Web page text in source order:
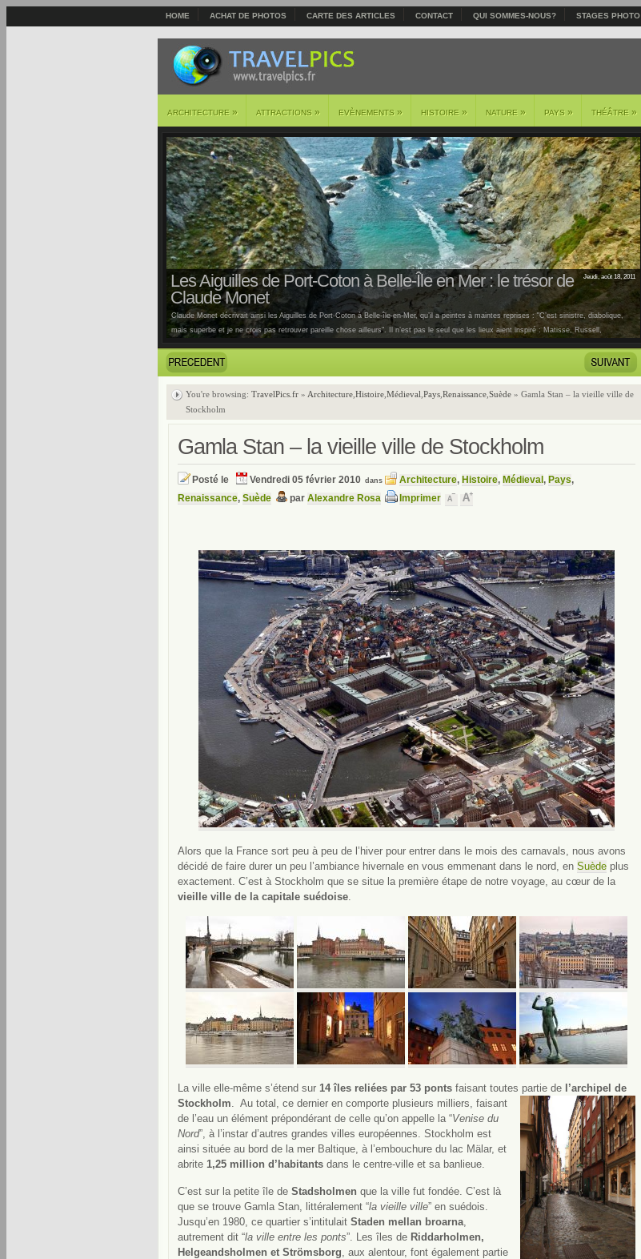
HOME ACHAT DE PHOTOS CARTE DES ARTICLES CONTACT QUI SOMMES-NOUS? STAGES PHOTO
ARCHITECTURE » ATTRACTIONS » EVÈNEMENTS » HISTOIRE » NATURE » PAYS » THÉÂTRE »
Jeudi, août 18, 2011
Les Aiguilles de Port-Coton à Belle-Île en Mer : le trésor de
Claude Monet
Claude Monet décrivait ainsi les Aiguilles de Port-Coton à Belle-île-en-Mer, qu’il a peintes à maintes reprises : "C’est sinistre, diabolique,
mais superbe et je ne crois pas retrouver pareille chose ailleurs". Il n’est pas le seul que les lieux aient inspiré : Matisse, Russell,
You're browsing: TravelPics.fr » Architecture Histoire Médieval Pays Renaissance Suède » Gamla Stan – la vieille ville de
Stockholm
Gamla Stan – la vieille ville de Stockholm
Posté le Vendredi 05 février 2010 dans Architecture, Histoire, Médieval , Pays,
Renaissance, Suède par Alexandre Rosa Imprimer
Alors que la France sort peu à peu de l’hiver pour entrer dans le mois des carnavals, nous avons
décidé de faire durer un peu l’ambiance hivernale en vous emmenant dans le nord, en Suède plus
exactement. C’est à Stockholm que se situe la première étape de notre voyage, au cœur de la
vieille ville de la capitale suédoise.
La ville elle-même s’étend sur 14 îles reliées par 53 ponts faisant toutes partie de l’archipel de
Stockholm. Au total, ce dernier en comporte plusieurs milliers, faisant
de l’eau un élément prépondérant de celle qu’on appelle la “Venise du
Nord”, à l’instar d’autres grandes villes européennes. Stockholm est
ainsi située au bord de la mer Baltique, à l’embouchure du lac Mälar, et
abrite 1,25 million d’habitants dans le centre-ville et sa banlieue.
C’est sur la petite île de Stadsholmen que la ville fut fondée. C’est là
que se trouve Gamla Stan, littéralement “la vieille ville” en suédois.
Jusqu’en 1980, ce quartier s’intitulait Staden mellan broarna,
autrement dit “la ville entre les ponts”. Les îles de Riddarholmen,
Helgeandsholmen et Strömsborg, aux alentour, font également partie